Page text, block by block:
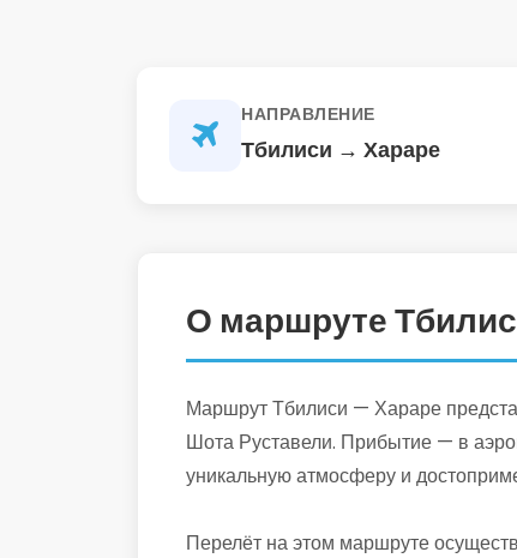
НАПРАВЛЕНИЕ
Тбилиси → Хараре
О маршруте
Маршрут Тбилиси — Хараре
Шота Руставели. Прибытие — в
уникальную атмосферу и
Перелёт на этом маршруте